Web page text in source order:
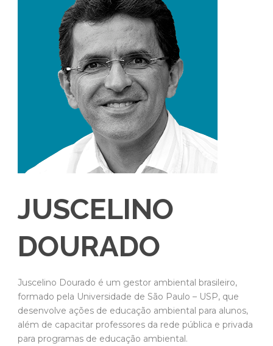
JUSCELINO
DOURADO
Juscelino Dourado é um gestor ambiental brasileiro,
formado pela Universidade de São Paulo – USP, que
desenvolve ações de educação ambiental para alunos,
além de capacitar professores da rede pública e privada
para programas de educação ambiental.